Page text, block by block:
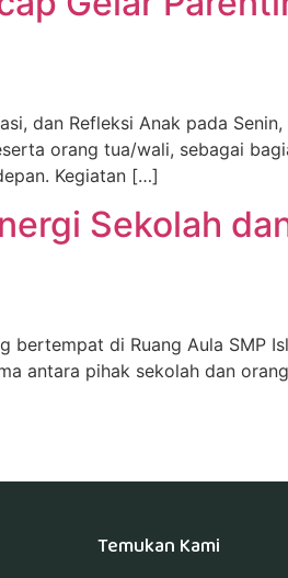
dan Refleksi Anak pada Senin,
orang tua/wali, sebagai
Kegiatan […]
Sekolah
bertempat di Ruang Aula SMP
antara pihak sekolah dan
Temukan Kami